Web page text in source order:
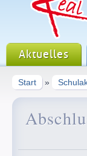
Aktuelles
Start »